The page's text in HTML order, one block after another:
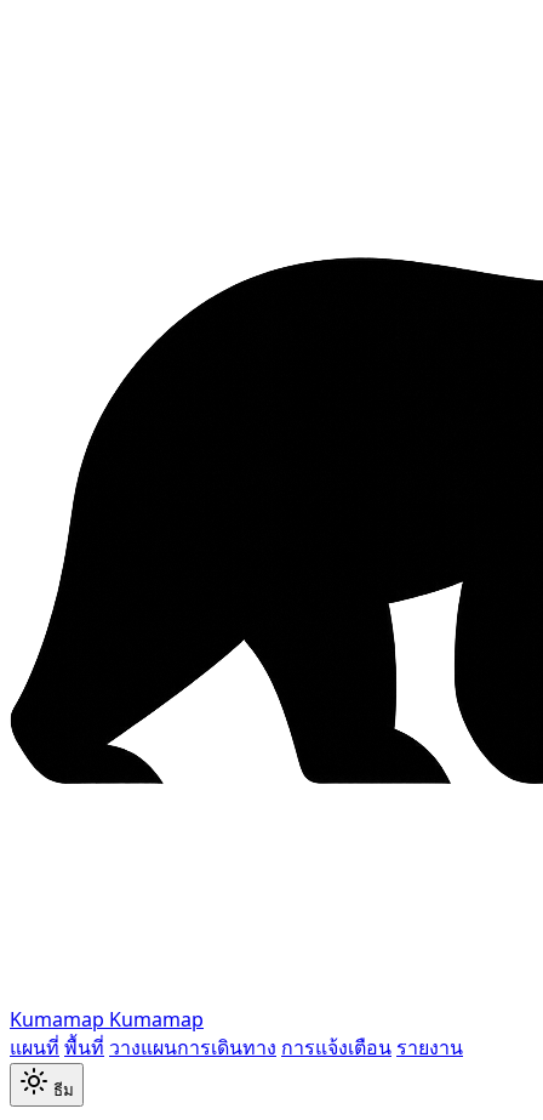
Kumamap Kumamap
แผนที่ พื้นที่ วางแผนการเดินทาง การแจ้งเตือน รายงาน
ธีม